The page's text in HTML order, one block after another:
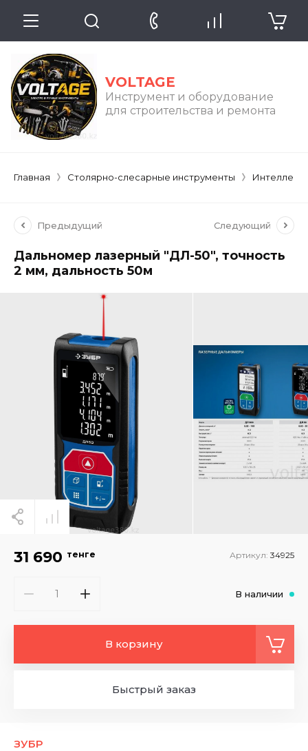
VOLTAGE
Инструмент и оборудование
для строительства и ремонта
Главная Столярно-слесарные инструменты
Предыдущий Следующий
Дальномер лазерный "ДЛ-50", точность
2 мм, дальность 50м
ЗУБР
31 690 тенге Артикул: 34925
В наличии
В корзину
Быстрый заказ